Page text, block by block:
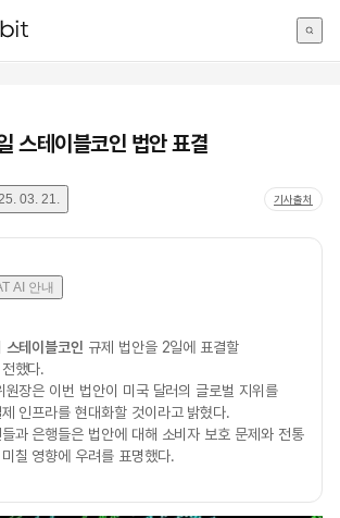
스테이블코인 법안 표결
03. 21. 기사출처
AI 안내
스테이블코인 규제 법안을 2일에 표결할
했다.
원장은 이번 법안이 미국 달러의 글로벌 지위를
인프라를 현대화할 것이라고 밝혔다.
과 은행들은 법안에 대해 소비자 보호 문제와 전통
칠 영향에 우려를 표명했다.